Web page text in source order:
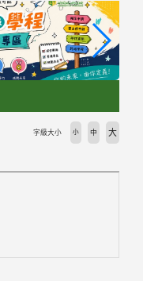
字級大小 小 中 大